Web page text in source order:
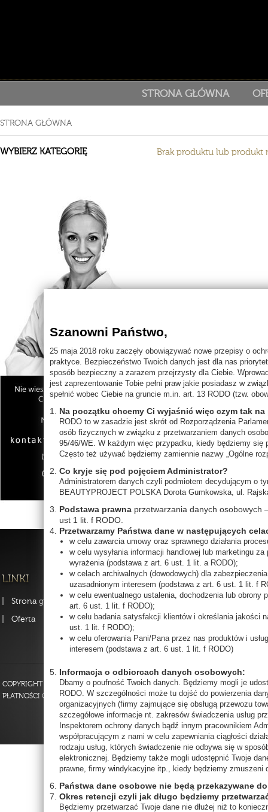
Szanowni Państwo,
25 maja 2018 roku zaczęły obowiązywać nowe przepisy o
praktyce. Bezpieczeństwo Twoich danych jest dla nas
sposób bezpieczny a zarazem przejrzysty dla Ciebie.
jest zaprezentowanie Tobie pełni praw jakie posiadasz w
spełnić wobec Ciebie na gruncie m.in. art. 13 RODO (tzw.
Na początku chcemy Ci wyjaśnić więc czym tak na
RODO to w zasadzie jest skrót od Rozporządzenia
osób fizycznych w związku z przetwarzaniem danych
95/46/WE. W każdym więc przypadku, kiedy będziemy się
Często też używać będziemy zamiennie nazwy „Ogólne
Co kryje się pod pojęciem Administrator?
Administratorem danych czyli podmiotem decydującym o
BEAUTYPROJECT POLSKA Dorota Gumkowska, ul.
Podstawa prawnaprzetwarzania danych osobowych
ust 1 lit. f RODO.
Przetwarzamy Państwa dane w następujących
w celu zawarcia umowy oraz sprawnego działania
w celu wysyłania informacji handlowej lub marketingu
wyrażenia (podstawa z art. 6 ust. 1 lit. a RODO);
w celach archiwalnych (dowodowych) dla
uzasadnionym interesem (podstawa z art. 6 ust. 1 lit. f
w celu ewentualnego ustalenia, dochodzenia lub
art. 6 ust. 1 lit. f RODO);
w celu badania satysfakcji klientów i określania jakości
ust. 1 lit. f RODO);
w celu oferowania Pani/Pana przez nas produktów i
interesem (podstawa z art. 6 ust. 1 lit. f RODO)
Informacja o odbiorcach danych osobowych:
Dbamy o poufność Twoich danych. Będziemy mogli je
RODO. W szczególności może tu dojść do powierzenia
organizacyjnych (firmy zajmujące się obsługą przewozu
szczegółowe informacje nt. zakresów świadczenia usług
Inspektorem ochrony danych bądź innym pracownikiem
współpracującym z nami w celu zapewniania ciągłości
rodzaju usług, których świadczenie nie odbywa się w
elektronicznej. Będziemy także mogli udostępnić Twoje
prawne, firmy windykacyjne itp., kiedy będziemy zmuszeni
Państwa dane osobowe nie będą przekazywane
Okres retencji czyli jak długo będziemy
Będziemy przetwarzać Twoje dane nie dłużej niż to
STRONA GŁÓWNA
STRONA GŁÓWNA
WYBIERZ KATEGORIĘ Brak produktu lub produkt
Strona główna
Oferta
FAQ
Kontakt
Regulamin
Strona
Szkolenia
COPYRIGHT 2013 BY BEAUTYPROJECT POLSKA - WSZELKIE PRAWA
PŁATNOŚCI ON-LINE OBSŁUGUJE PAYU.PL